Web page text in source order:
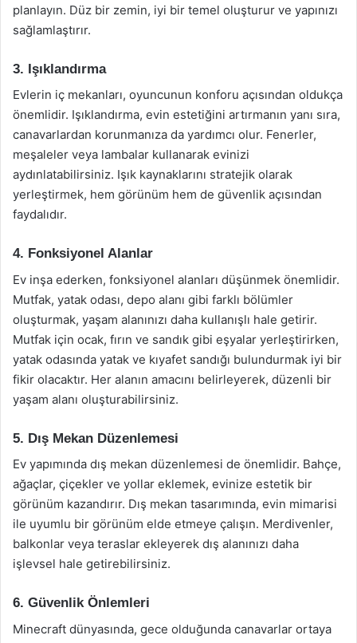
planlayın. Düz bir zemin, iyi bir temel oluşturur ve yapınızı
sağlamlaştırır.
3. Işıklandırma
Evlerin iç mekanları, oyuncunun konforu açısından oldukça
önemlidir. Işıklandırma, evin estetiğini artırmanın yanı sıra,
canavarlardan korunmanıza da yardımcı olur. Fenerler,
meşaleler veya lambalar kullanarak evinizi
aydınlatabilirsiniz. Işık kaynaklarını stratejik olarak
yerleştirmek, hem görünüm hem de güvenlik açısından
faydalıdır.
4. Fonksiyonel Alanlar
Ev inşa ederken, fonksiyonel alanları düşünmek önemlidir.
Mutfak, yatak odası, depo alanı gibi farklı bölümler
oluşturmak, yaşam alanınızı daha kullanışlı hale getirir.
Mutfak için ocak, fırın ve sandık gibi eşyalar yerleştirirken,
yatak odasında yatak ve kıyafet sandığı bulundurmak iyi bir
fikir olacaktır. Her alanın amacını belirleyerek, düzenli bir
yaşam alanı oluşturabilirsiniz.
5. Dış Mekan Düzenlemesi
Ev yapımında dış mekan düzenlemesi de önemlidir. Bahçe,
ağaçlar, çiçekler ve yollar eklemek, evinize estetik bir
görünüm kazandırır. Dış mekan tasarımında, evin mimarisi
ile uyumlu bir görünüm elde etmeye çalışın. Merdivenler,
balkonlar veya teraslar ekleyerek dış alanınızı daha
işlevsel hale getirebilirsiniz.
6. Güvenlik Önlemleri
Minecraft dünyasında, gece olduğunda canavarlar ortaya